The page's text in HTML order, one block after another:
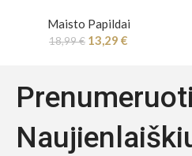
Maisto Papildai
18,99€ 13,29 €
Prenumeruoti